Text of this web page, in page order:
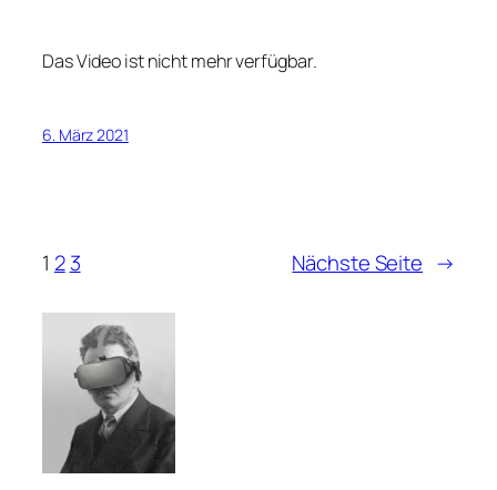
Das Video ist nicht mehr verfügbar.
6. März 2021
1 2 3 Nächste Seite →